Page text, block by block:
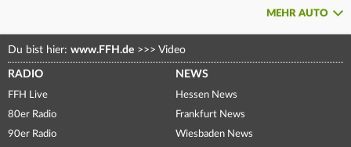
MEHR AUTO
Du bist hier: www.FFH.de >>> Video
RADIO
FFH Live
80er Radio
90er Radio
NEWS
Hessen News
Frankfurt News
Wiesbaden News